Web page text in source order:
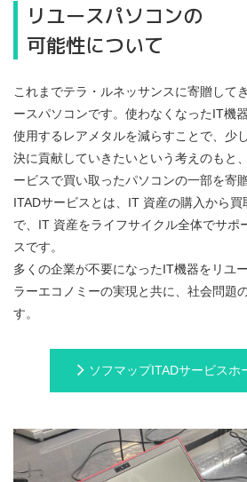
リユースパソコンの
可能性について
これまでテラ・ルネッサンスに寄贈して
ースパソコンです。使わなくなったIT機
使用するレアメタルを減らすことで、少
決に貢献していきたいという考えのもと
ービスで買い取ったパソコンの一部を寄
ITADサービスとは、IT 資産の購入から買
で、IT 資産をライフサイクル全体でサポ
スです。
多くの企業が不要になったIT機器をリユ
ラーエコノミーの実現と共に、社会問題
す。
ソフマップITADサービスホ